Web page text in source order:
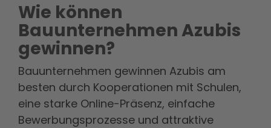
Wie können
Bauunternehmen Azubis
gewinnen?
Bauunternehmen gewinnen Azubis am
besten durch Kooperationen mit Schulen,
eine starke Online-Präsenz, einfache
Bewerbungsprozesse und attraktive